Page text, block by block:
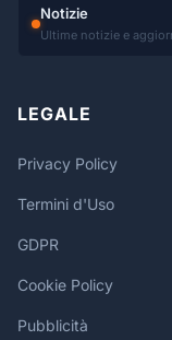
Notizie
Ultime notizie e
LEGALE
Privacy Policy
Termini d'Uso
GDPR
Cookie Policy
Pubblicità